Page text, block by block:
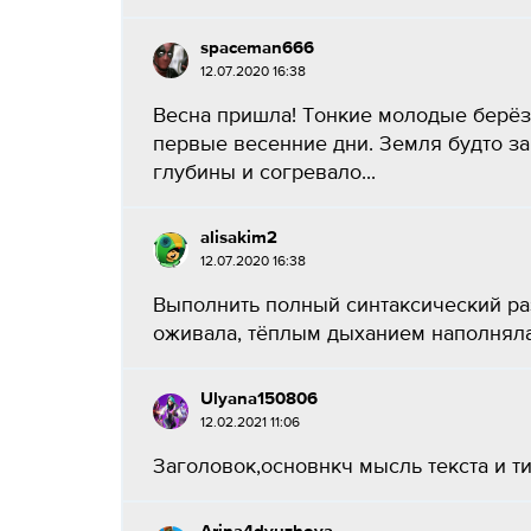
spaceman666
12.07.2020 16:38
Весна пришла! Тонкие молодые
первые весенние дни. Земля будто
глубины и согревало...
alisakim2
12.07.2020 16:38
Выполнить полный синтаксический
оживала, тёплым дыханием
Ulyana150806
12.02.2021 11:06
Заголовок,основнкч мысль текста и